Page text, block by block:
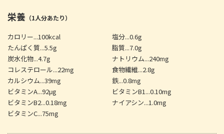
栄養 （1人分あたり）
カロリー...100kcal
塩分...0.6g
たんぱく質...5.5g
脂質...7.0g
炭水化物...4.7g
ナトリウム...240mg
コレステロール...22mg
食物繊維...2.8g
カルシウム...39mg
鉄...0.8mg
ビタミンA...92μg
ビタミンB1...0.10mg
ビタミンB2...0.18mg
ナイアシン...1.0mg
ビタミンC...75mg